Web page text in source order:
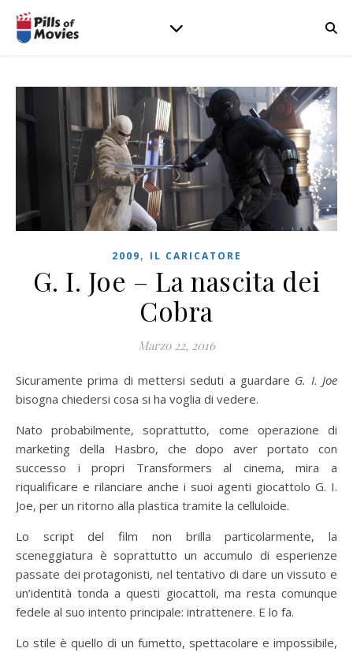
2009, IL CARICATORE
G. I. Joe – La nascita dei
Cobra
Marzo 22, 2016
Sicuramente prima di mettersi seduti a guardare G. I. Joe
bisogna chiedersi cosa si ha voglia di vedere.
Nato probabilmente, soprattutto, come operazione di
marketing della Hasbro, che dopo aver portato con
successo i propri Transformers al cinema, mira a
riqualificare e rilanciare anche i suoi agenti giocattolo G. I.
Joe, per un ritorno alla plastica tramite la celluloide.
Lo script del film non brilla particolarmente, la
sceneggiatura è soprattutto un accumulo di esperienze
passate dei protagonisti, nel tentativo di dare un vissuto e
un’identità tonda a questi giocattoli, ma resta comunque
fedele al suo intento principale: intrattenere. E lo fa.
Lo stile è quello di un fumetto, spettacolare e impossibile,